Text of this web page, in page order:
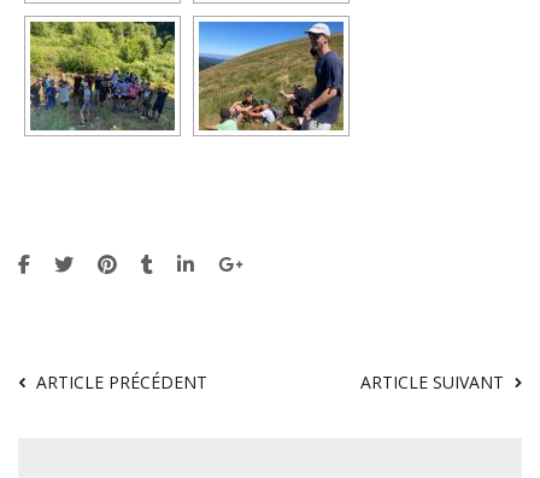
ARTICLE PRÉCÉDENT ARTICLE SUIVANT